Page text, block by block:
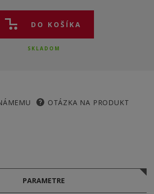
DO KOŠÍKA
SKLADOM
OTÁZKA NA PRODUKT
PARAMETRE